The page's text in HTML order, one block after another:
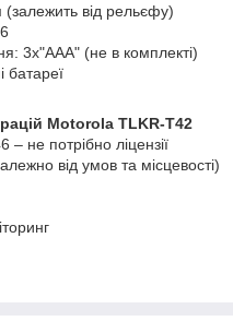
(залежить від рельєфу)
3x"AAA" (не в комплекті)
батареї
Motorola TLKR-T42
– не потрібно ліцензії
від умов та місцевості)